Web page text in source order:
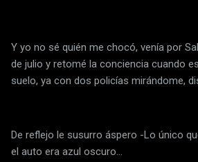
Y yo no sé quién me chocó, venía por
de julio y retomé la conciencia cuando
suelo, ya con dos policías mirándome,
De reflejo le susurro áspero -Lo único
el auto era azul oscuro…